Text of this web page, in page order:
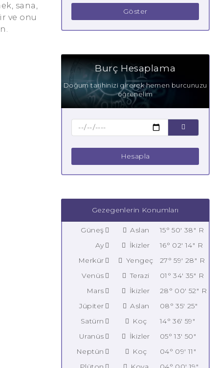
sana,
ve onu
Göster
Burç Hesaplama
Doğum tarihinizi girerek hemen burcunuzu
öğrenelim
Hesapla
Gezegenlerin Konumları
Güneş Aslan
15° 50' 38" R
Ay
İkizler
16° 02' 14" R
Merkür
Yengeç
27° 59' 28" R
Venüs
Terazi
01° 34' 35" R
Mars
İkizler
28° 00' 52" R
Jüpiter
Aslan
08° 35' 25"
Satürn
Koç
14° 36' 59"
Uranüs
İkizler
05° 13' 50"
Neptün
Koç
04° 09' 11"